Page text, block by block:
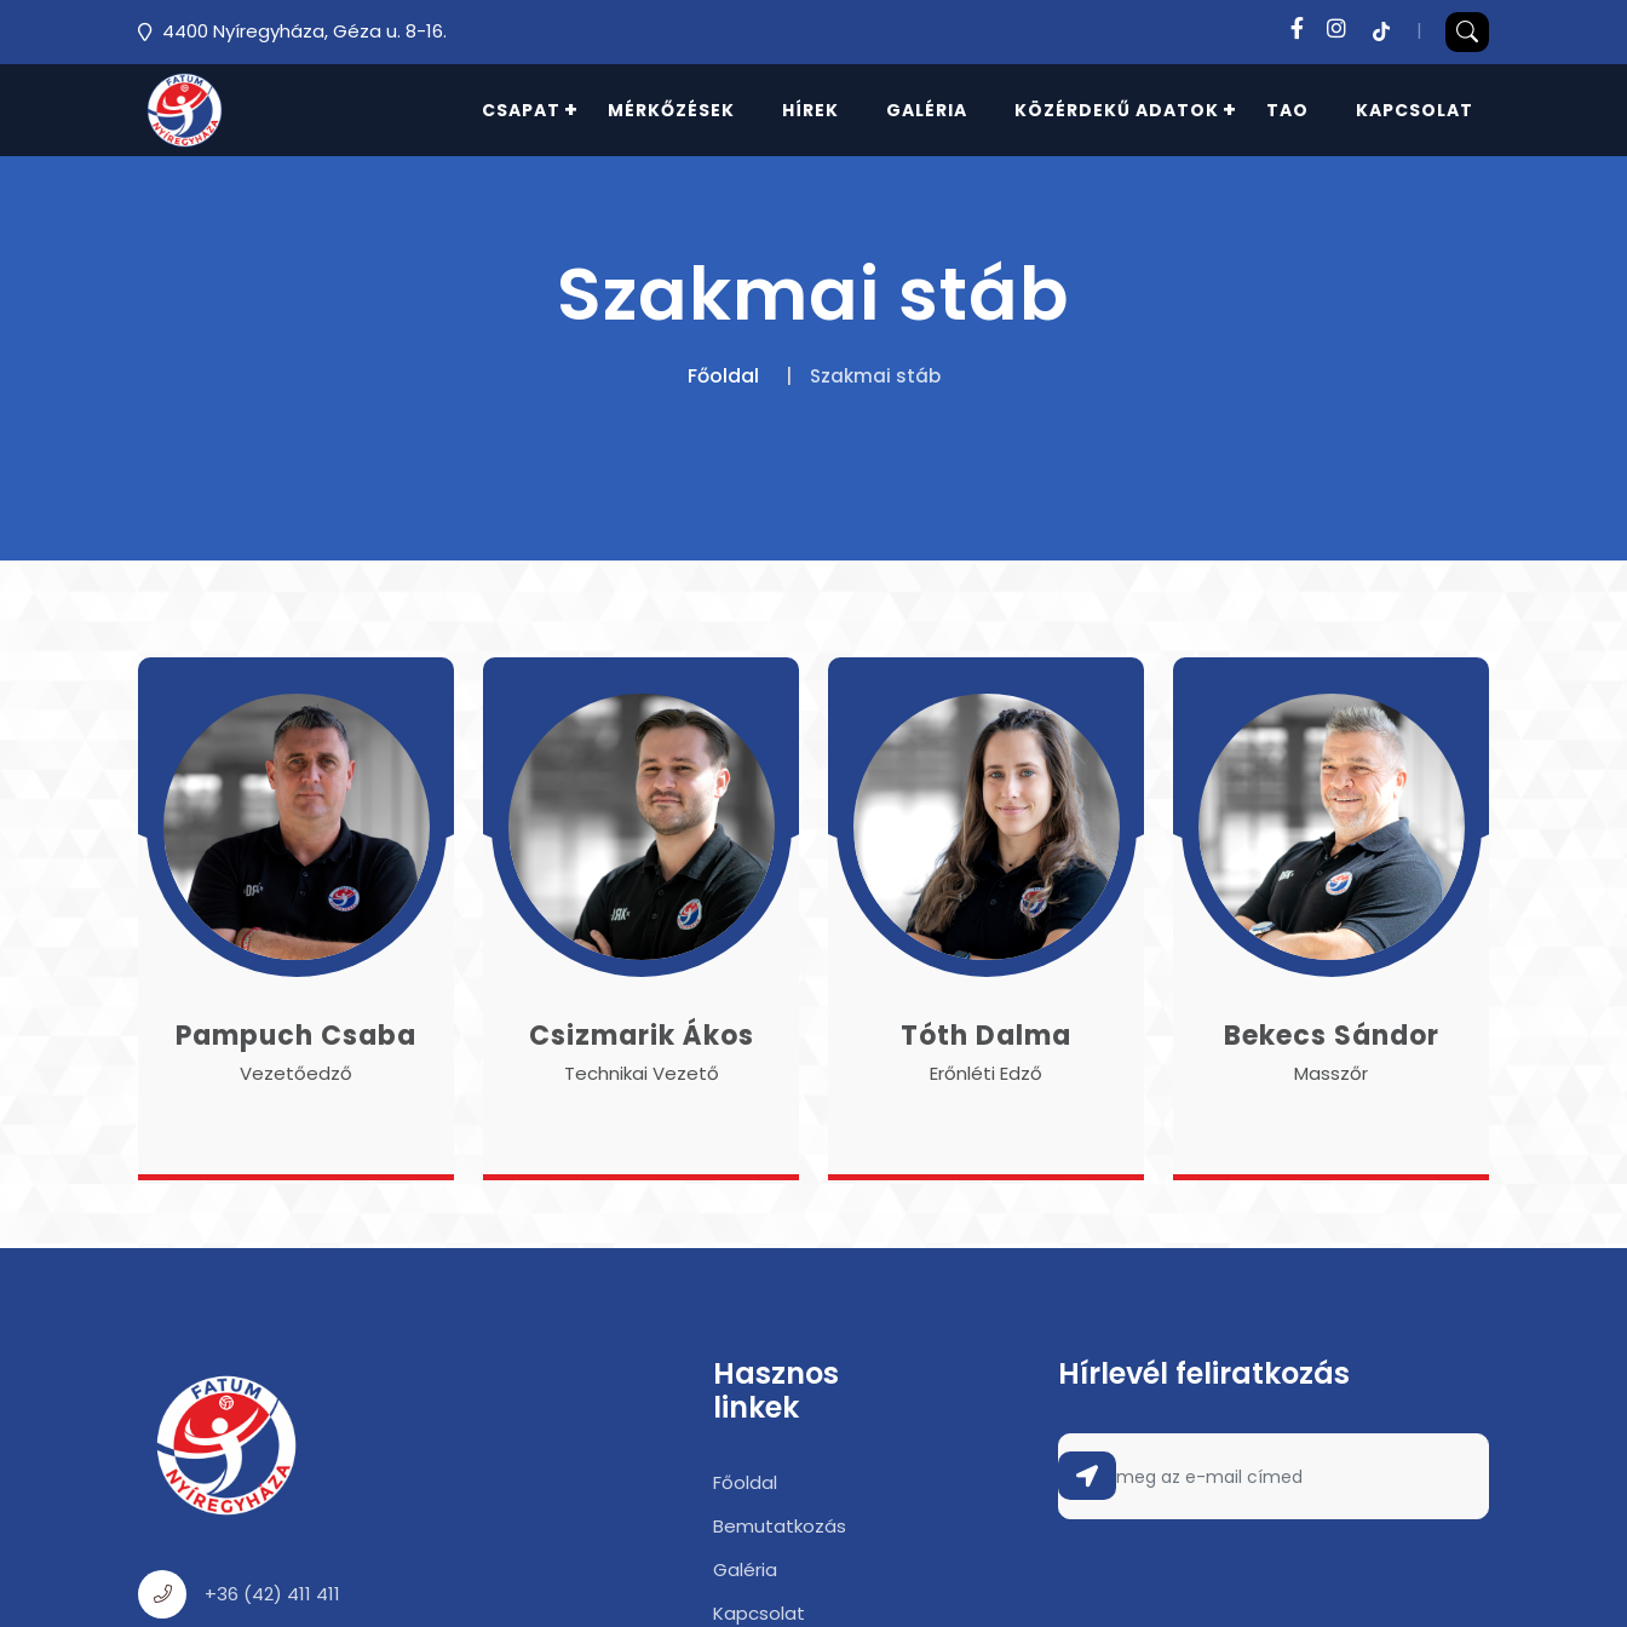
4400 Nyíregyháza, Géza u. 8-16. |
CSAPAT MÉRKŐZÉSEK HÍREK GALÉRIA KÖZÉRDEKŰ ADATOK TAO KAPCSOLAT
Szakmai stáb
Főoldal Szakmai stáb
Pampuch Csaba
Vezetőedző
Csizmarik Ákos
Technikai Vezető
Tóth Dalma
Erőnléti Edző
Bekecs Sándor
Masszőr
+36 (42) 411 411
Hasznos
linkek
Főoldal
Bemutatkozás
Galéria
Kapcsolat
Hírlevél feliratkozás